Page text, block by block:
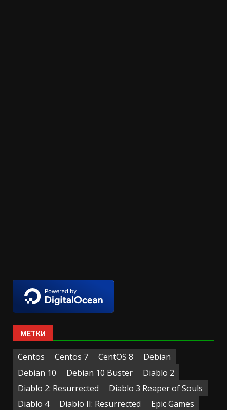
МЕТКИ
Centos Centos 7 CentOS 8
Debian
Debian 10
Debian 10 Buster
Diablo 2
Diablo 2: Resurrected
Diablo 3 Reaper of Souls
Diablo 4
Diablo II: Resurrected
Epic Games